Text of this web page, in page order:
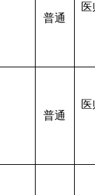
普通
普通